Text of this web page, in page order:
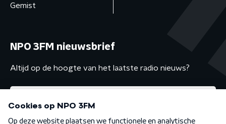
Gemist
NPO 3FM nieuwsbrief
Altijd op de hoogte van het laatste radio nieuws?